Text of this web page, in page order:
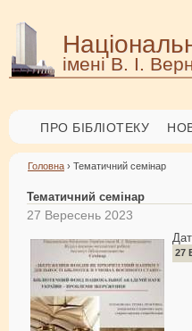
імені В. І.
ПРО БІБЛІОТЕКУ
Головна › Тематичний семінар
Тематичний семінар
27 Вересень 2023
27